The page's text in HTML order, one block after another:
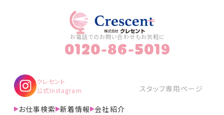
お電話でのお問い合わせもお気軽に
0120-86-5019
クレセント
公式Instagram
スタッフ専用ページ
お仕事検索 新着情報 会社紹介